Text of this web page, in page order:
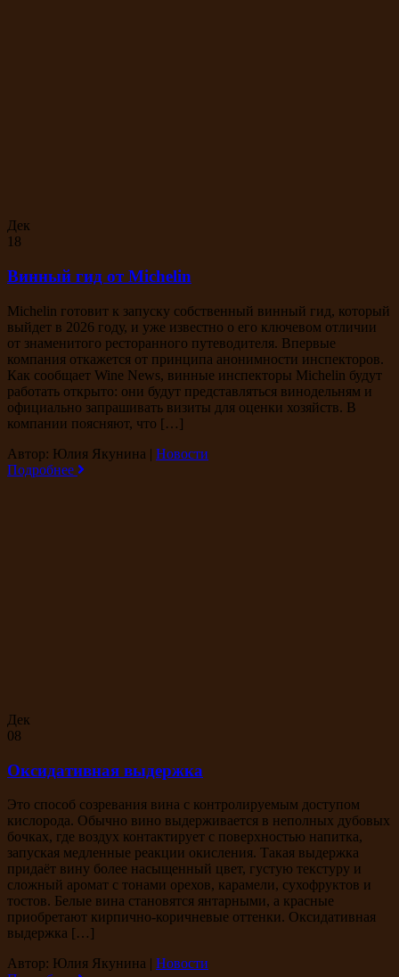
Дек
18
Винный гид от Michelin
Michelin готовит к запуску собственный винный гид, который
выйдет в 2026 году, и уже известно о его ключевом отличии
от знаменитого ресторанного путеводителя. Впервые
компания откажется от принципа анонимности инспекторов.
Как сообщает Wine News, винные инспекторы Michelin будут
работать открыто: они будут представляться винодельням и
официально запрашивать визиты для оценки хозяйств. В
компании поясняют, что […]
Автор: Юлия Якунина | Новости
Подробнее
Дек
08
Оксидативная выдержка
Это способ созревания вина с контролируемым доступом
кислорода. Обычно вино выдерживается в неполных дубовых
бочках, где воздух контактирует с поверхностью напитка,
запуская медленные реакции окисления. Такая выдержка
придаёт вину более насыщенный цвет, густую текстуру и
сложный аромат с тонами орехов, карамели, сухофруктов и
тостов. Белые вина становятся янтарными, а красные
приобретают кирпично-коричневые оттенки. Оксидативная
выдержка […]
Автор: Юлия Якунина | Новости